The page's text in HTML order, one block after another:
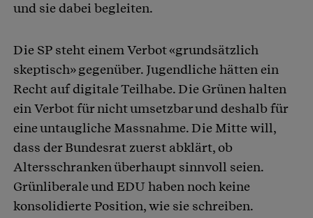
und sie dabei begleiten.
Die SP steht einem Verbot «grundsätzlich
skeptisch» gegenüber. Jugendliche hätten ein
Recht auf digitale Teilhabe. Die Grünen halten
ein Verbot für nicht umsetzbar und deshalb für
eine untaugliche Massnahme. Die Mitte will,
dass der Bundesrat zuerst abklärt, ob
Altersschranken überhaupt sinnvoll seien.
Grünliberale und EDU haben noch keine
konsolidierte Position, wie sie schreiben.